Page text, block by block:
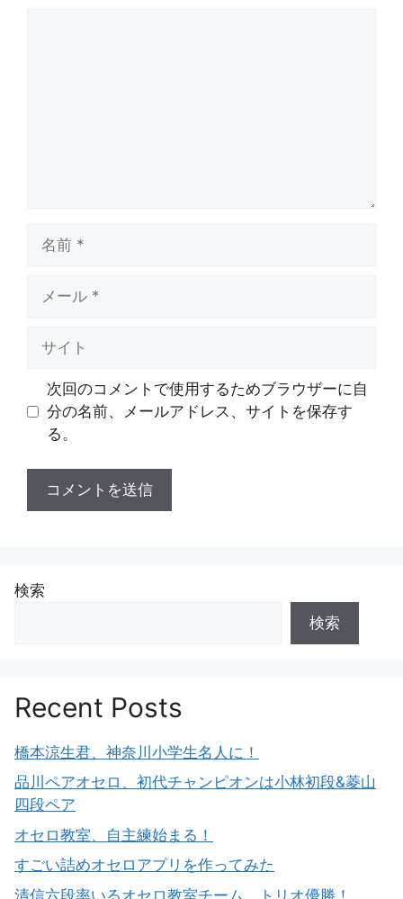
次回のコメントで使用するためブラウザーに自
分の名前、メールアドレス、サイトを保存す
る。
検索
検索
Recent Posts
橋本涼生君、神奈川小学生名人に！
品川ペアオセロ、初代チャンピオンは小林初段&菱山
四段ペア
オセロ教室、自主練始まる！
すごい詰めオセロアプリを作ってみた
清信六段率いるオセロ教室チーム、トリオ優勝！